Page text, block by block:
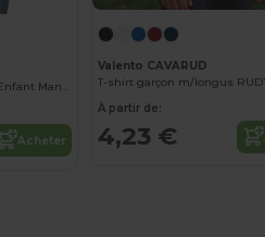
Imperial Lsl Kids Tee Shirt Enfant Manches Longues
Acheter
Valento CAVARUD
T-shirt garçon m/longus
À partir de:
4,23 €